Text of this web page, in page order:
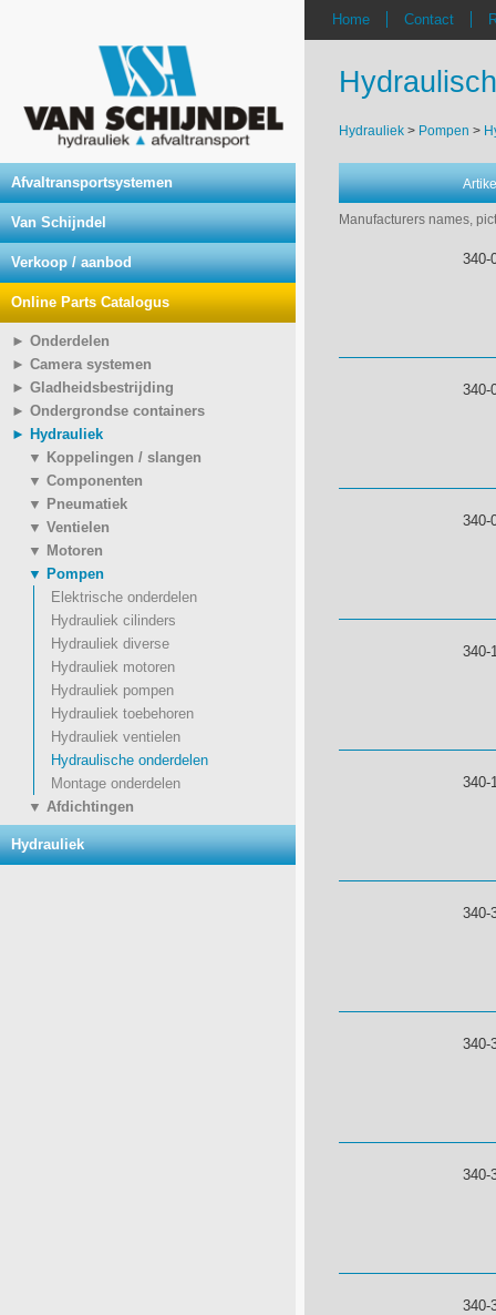
Afvaltransportsystemen
Van Schijndel
Verkoop / aanbod
Online Parts Catalogus
► Onderdelen
► Camera systemen
► Gladheidsbestrijding
► Ondergrondse containers
► Hydrauliek
▼ Koppelingen / slangen
▼ Componenten
▼ Pneumatiek
▼ Ventielen
▼ Motoren
▼ Pompen
Elektrische onderdelen
Hydrauliek cilinders
Hydrauliek diverse
Hydrauliek motoren
Hydrauliek pompen
Hydrauliek toebehoren
Hydrauliek ventielen
Hydraulische onderdelen
Montage onderdelen
▼ Afdichtingen
Hydrauliek
Home Contact
Hydrauliek > Pompen >
Manufacturers names,
340-
340-
340-
340-
340-
340-
340-
340-
340-